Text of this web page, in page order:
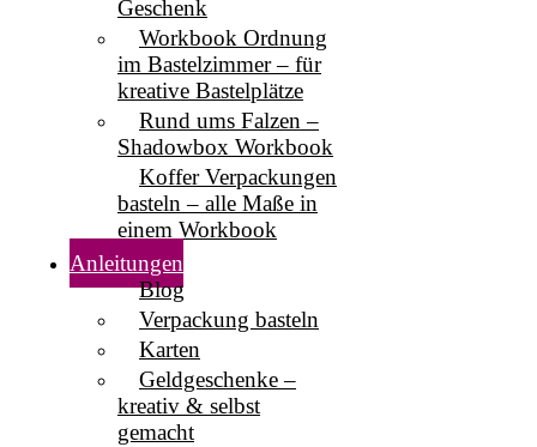
Geschenk
Workbook Ordnung
im Bastelzimmer – für
kreative Bastelplätze
Rund ums Falzen –
Shadowbox Workbook
Koffer Verpackungen
basteln – alle Maße in
einem Workbook
Anleitungen
Blog
Verpackung basteln
Karten
Geldgeschenke –
kreativ & selbst
gemacht